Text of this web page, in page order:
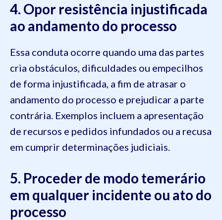
4. Opor resistência injustificada
ao andamento do processo
Essa conduta ocorre quando uma das partes
cria obstáculos, dificuldades ou empecilhos
de forma injustificada, a fim de atrasar o
andamento do processo e prejudicar a parte
contrária. Exemplos incluem a apresentação
de recursos e pedidos infundados ou a recusa
em cumprir determinações judiciais.
5. Proceder de modo temerário
em qualquer incidente ou ato do
processo